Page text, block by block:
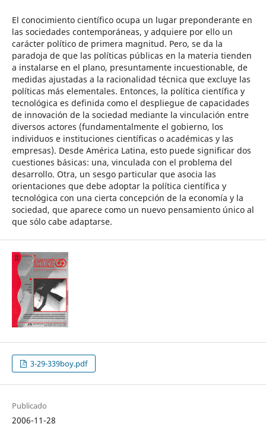
El conocimiento científico ocupa un lugar preponderante en
las sociedades contemporáneas, y adquiere por ello un
carácter político de primera magnitud. Pero, se da la
paradoja de que las políticas públicas en la materia tienden
a instalarse en el plano, presuntamente incuestionable, de
medidas ajustadas a la racionalidad técnica que excluye las
políticas más elementales. Entonces, la política científica y
tecnológica es definida como el despliegue de capacidades
de innovación de la sociedad mediante la vinculación entre
diversos actores (fundamentalmente el gobierno, los
individuos e instituciones científicas o académicas y las
empresas). Desde América Latina, esto puede significar dos
cuestiones básicas: una, vinculada con el problema del
desarrollo. Otra, un sesgo particular que asocia las
orientaciones que debe adoptar la política científica y
tecnológica con una cierta concepción de la economía y la
sociedad, que aparece como un nuevo pensamiento único al
que sólo cabe adaptarse.
3-29-339boy.pdf
Publicado
2006-11-28